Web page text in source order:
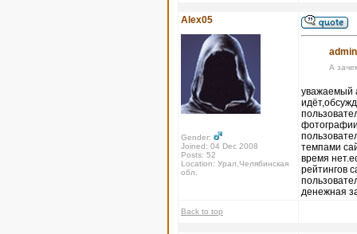
Alex05
Gender:
Joined: 04 Dec 2008
Posts: 52
Location: Урал,Челябинская
обл.
А
уважаемый
темпами
время
рейтингов
денежная
Back to top